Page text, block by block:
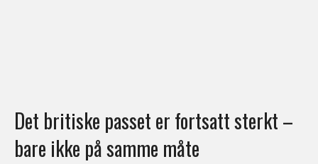
Det britiske passet er fortsatt sterkt –
bare ikke på samme måte